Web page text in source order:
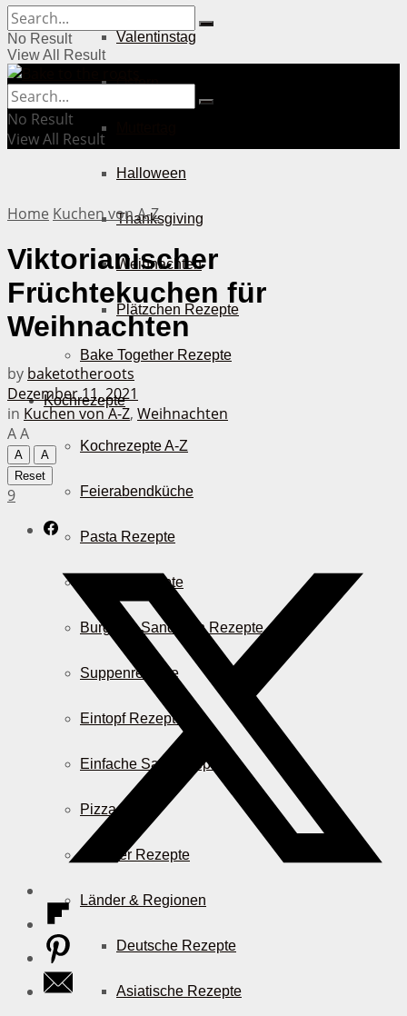
Valentinstag
Ostern
Halloween
Thanksgiving
Weihnachten
Plätzchen Rezepte
Bake Together Rezepte
Kochrezepte
Kochrezepte A-Z
Feierabendküche
Pasta Rezepte
Auflauf Rezepte
Burger & Sandwich Rezepte
Suppenrezepte
Eintopf Rezepte
Einfache Salatrezepte
Pizza & Co.
AirFryer Rezepte
Länder & Regionen
Deutsche Rezepte
Asiatische Rezepte
No Result
View All Result
No Result
View All Result
Home Kuchen von A-Z
Viktorianischer
Früchtekuchen für
Weihnachten
by baketotheroots
Dezember 11, 2021
in Kuchen von A-Z, Weihnachten
AA
A
A
Reset
9